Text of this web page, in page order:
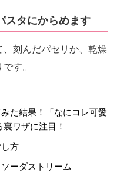
タにからめます
刻んだパセリか、乾燥
す。
た結果！「なにコレ可愛
ワザに注目！
方
ーダストリーム